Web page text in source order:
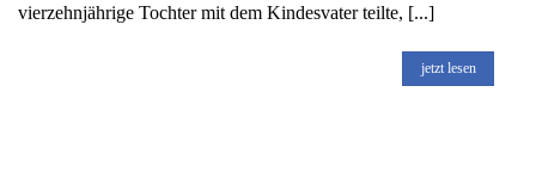
vierzehnjährige Tochter mit dem Kindesvater teilte, [...]
jetzt lesen